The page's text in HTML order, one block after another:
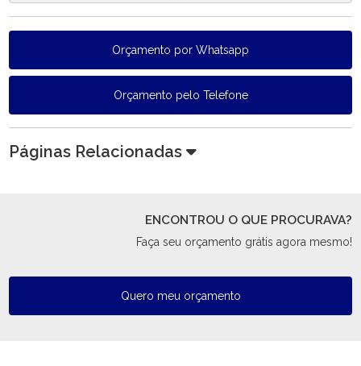
Orçamento por Whatsapp
Orçamento pelo Telefone
Páginas Relacionadas
ENCONTROU O QUE PROCURAVA?
Faça seu orçamento grátis agora mesmo!
Quero meu orçamento